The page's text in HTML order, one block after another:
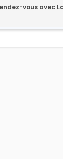
vous avec